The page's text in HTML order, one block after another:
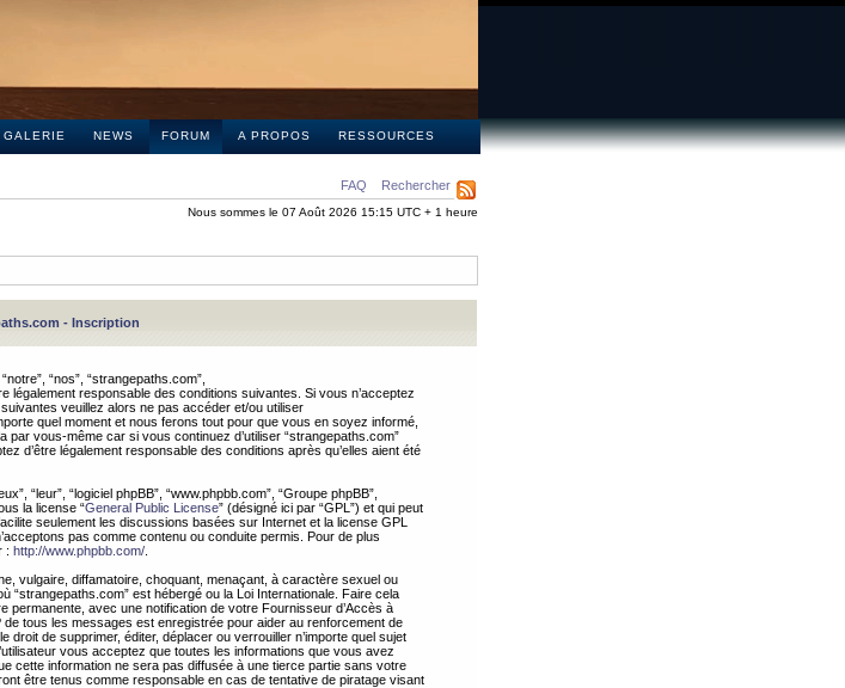
GALERIE NEWS FORUM A PROPOS RESSOURCES
FAQ Rechercher
Nous sommes le 07 Août 2026 15:15 UTC + 1 heure
- Inscription
“nos”, “strangepaths.com”,
légalement responsable des conditions suivantes. Si vous n’acceptez
veuillez alors ne pas accéder et/ou utiliser
quel moment et nous ferons tout pour que vous en soyez informé,
par vous-même car si vous continuez d’utiliser “strangepaths.com”
d’être légalement responsable des conditions après qu’elles aient été
“leur”, “logiciel phpBB”, “www.phpbb.com”, “Groupe phpBB”,
la license “General Public License” (désigné ici par “GPL”) et qui peut
seulement les discussions basées sur Internet et la license GPL
pas comme contenu ou conduite permis. Pour de plus
: http://www.phpbb.com/
vulgaire, diffamatoire, choquant, menaçant, à caractère sexuel ou
est hébergé ou la Loi Internationale. Faire cela
permanente, avec une notification de votre Fournisseur d’Accès à
de tous les messages est enregistrée pour aider au renforcement de
droit de supprimer, éditer, déplacer ou verrouiller n’importe quel sujet
vous acceptez que toutes les informations que vous avez
cette information ne sera pas diffusée à une tierce partie sans votre
être tenus comme responsable en cas de tentative de piratage visant